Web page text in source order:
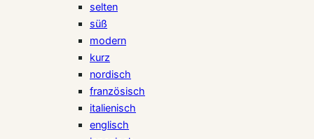
selten
süß
modern
kurz
nordisch
französisch
italienisch
englisch